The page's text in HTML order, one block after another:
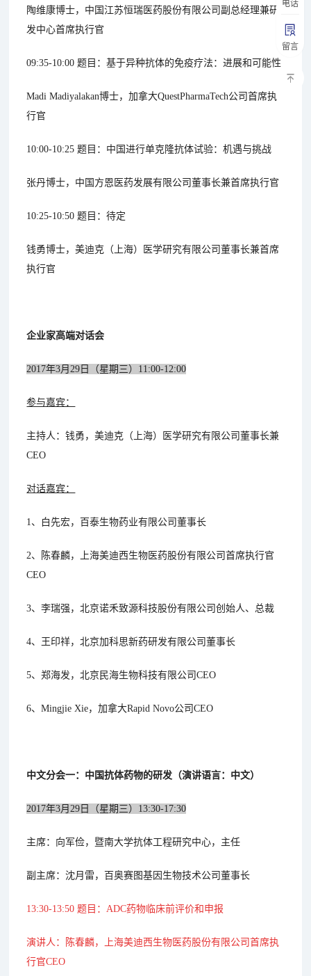
电话
留言
陶维康博士，中国江苏恒瑞医药股份有限公司副总经理兼研
发中心首席执行官
09:35-10:00 题目：基于异种抗体的免疫疗法：进展和可能性
Madi Madiyalakan博士，加拿大QuestPharmaTech公司首席执
行官
10:00-10:25 题目：中国进行单克隆抗体试验：机遇与挑战
张丹博士，中国方恩医药发展有限公司董事长兼首席执行官
10:25-10:50 题目：待定
钱勇博士，美迪克（上海）医学研究有限公司董事长兼首席
执行官
企业家高端对话会
2017年3月29日（星期三）11:00-12:00
参与嘉宾：
主持人：钱勇，美迪克（上海）医学研究有限公司董事长兼
CEO
对话嘉宾：
1、白先宏，百泰生物药业有限公司董事长
2、陈春麟，上海美迪西生物医药股份有限公司首席执行官
CEO
3、李瑞强，北京诺禾致源科技股份有限公司创始人、总裁
4、王印祥，北京加科思新药研发有限公司董事长
5、郑海发，北京民海生物科技有限公司CEO
6、Mingjie Xie，加拿大Rapid Novo公司CEO
中文分会一：中国抗体药物的研发（演讲语言：中文）
2017年3月29日（星期三）13:30-17:30
主席：向军俭，暨南大学抗体工程研究中心，主任
副主席：沈月雷，百奥赛图基因生物技术公司董事长
13:30-13:50 题目：ADC药物临床前评价和申报
演讲人：陈春麟，上海美迪西生物医药股份有限公司首席执
行官CEO